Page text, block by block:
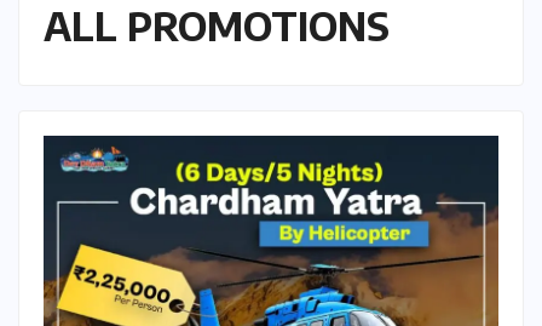
ALL PROMOTIONS